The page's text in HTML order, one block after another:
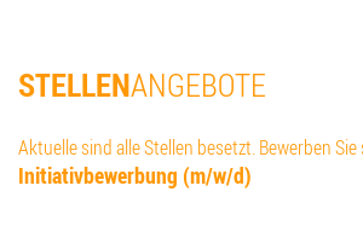
STELLENANGEBOTE
Aktuelle sind alle Stellen besetzt. Bewerben
Initia­tiv­be­wer­bung (m/w/d)